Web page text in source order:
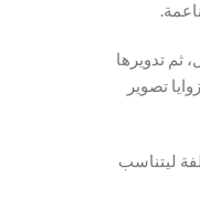
تدويرها
تصوير
4 مستويات مختلفة ليتناسب